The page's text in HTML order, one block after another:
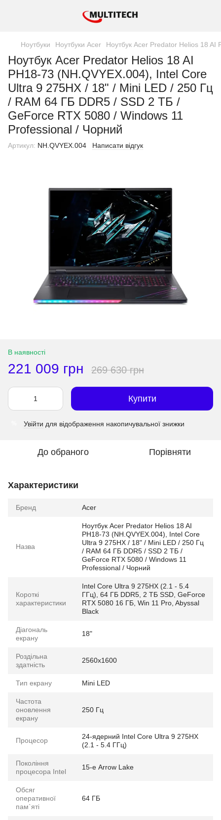
Ноутбуки Ноутбуки Acer Ноутбук Acer Predator Helios 18
Ноутбук Acer Predator Helios 18 AI
PH18-73 (NH.QVYEX.004), Intel Core
Ultra 9 275HX / 18" / Mini LED / 250 Гц
/ RAM 64 ГБ DDR5 / SSD 2 ТБ /
GeForce RTX 5080 / Windows 11
Professional / Чорний
Артикул: NH.QVYEX.004 Написати відгук
В наявності
221 009 грн 269 630 грн
Купити
Увійти для відображення накопичувальної знижки
До обраного Порівняти
Характеристики
Бренд Acer
Назва
Ноутбук Acer Predator Helios 18 AI
PH18-73 (NH.QVYEX.004), Intel Core
Ultra 9 275HX / 18" / Mini LED / 250 Гц
/ RAM 64 ГБ DDR5 / SSD 2 ТБ /
GeForce RTX 5080 / Windows 11
Professional / Чорний
Короткі
характеристики
Intel Core Ultra 9 275HX (2.1 - 5.4
ГГц), 64 ГБ DDR5, 2 ТБ SSD, GeForce
RTX 5080 16 ГБ, Win 11 Pro, Abyssal
Black
Діагональ
екрану
18"
Роздільна
здатність
2560x1600
Тип екрану Mini LED
Частота
оновлення
екрану
250 Гц
Процесор
24-ядерний Intel Core Ultra 9 275HX
(2.1 - 5.4 ГГц)
Покоління
процесора Intel
15-е Arrow Lake
Обсяг
оперативної
пам`яті
64 ГБ